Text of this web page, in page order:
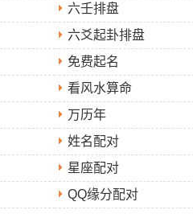
六壬排盘
六爻起卦排盘
免费起名
看风水算命
万历年
姓名配对
星座配对
QQ缘分配对